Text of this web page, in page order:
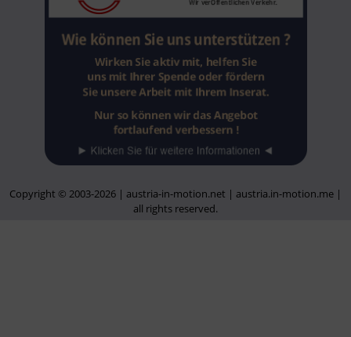
Copyright © 2003-2026 | austria-in-motion.net | austria.in-motion.me |
all rights reserved.